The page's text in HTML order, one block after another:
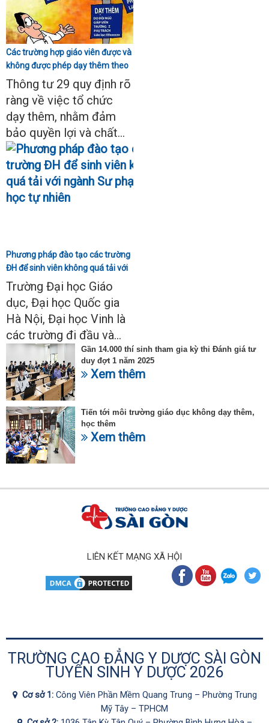
Các trường hợp giáo viên được và
không được phép dạy thêm theo
Thông tư 29
Thông tư 29 quy định rõ
ràng về việc tổ chức
dạy thêm, nhằm đảm
bảo quyền lợi và chất...
Phương pháp đào tạo các trường
ĐH để sinh viên không quá tải với
ngành Sư phạm Khoa học tự
nhiên
Trường Đại học Giáo
dục, Đại học Quốc gia
Hà Nội, Đại học Vinh là
các trường đi đầu và...
Gần 14.000 thí sinh tham gia kỳ thi Đánh giá tư
duy đợt 1 năm 2025
Xem thêm
Tiến tới môi trường giáo dục không dạy thêm,
học thêm
Xem thêm
LIÊN KẾT MẠNG XÃ HỘI
TRƯỜNG CAO ĐẲNG Y DƯỢC SÀI GÒN
TUYỂN SINH Y DƯỢC 2026
Cơ sở 1: Công Viên Phần Mềm Quang Trung – Phường Trung
Mỹ Tây – TPHCM